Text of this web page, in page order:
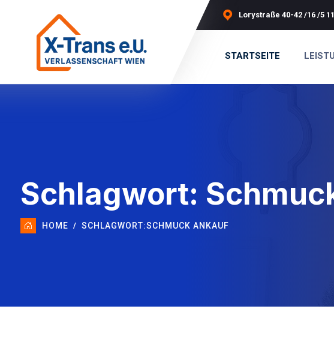
Lorystraße 40-42 /16 /5
STARTSEITE
Schlagwort:
HOME SCHLAGWORT:SCHMUCK ANKAUF